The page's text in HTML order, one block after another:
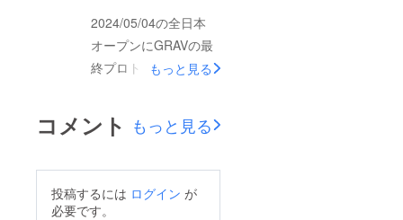
2024」
https://www.jbjjf.com/u
pcoming-
アダルトフェザー級に
当日見かけられたら是
非応援のお言葉をかけ
てくださいませ。ま
2024/05/04の全日本
オープンにGRAVの最
終プロトタイプ柔術着
選手様よりご連絡を頂
きました当日はこの選
うです少しずつGRAV
もっと見る
コメント もっと見る
投稿するには ログイン が
必要です。